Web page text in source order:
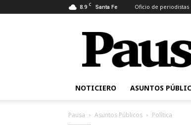
8.9 C Santa Fe Oficio de periodistas
Pausa
NOTICIERO ASUNTOS
Pausa Asuntos Públicos Política